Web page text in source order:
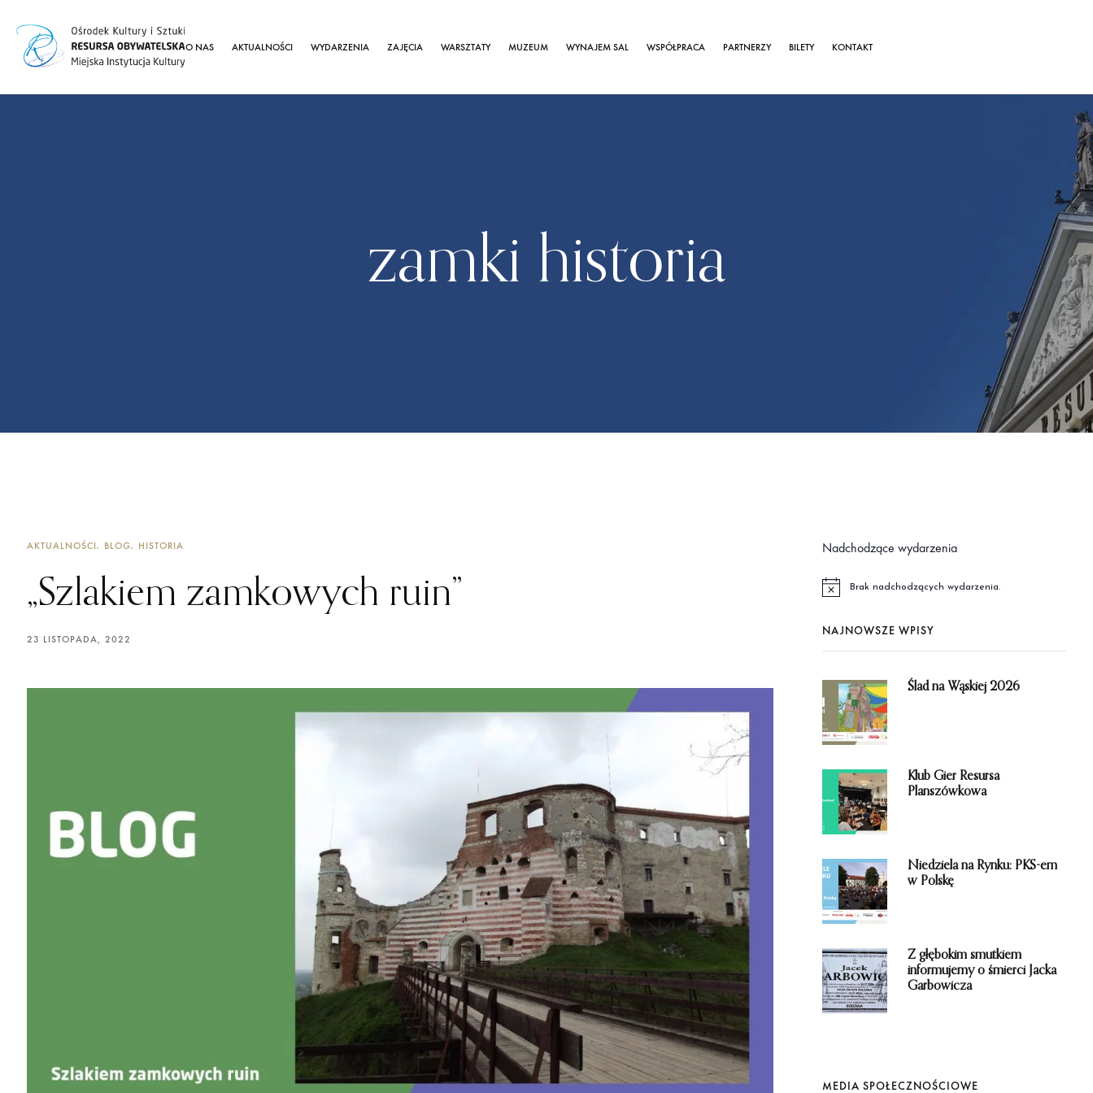
O NAS AKTUALNOŚCI WYDARZENIA ZAJĘCIA WARSZTATY MUZEUM WYNAJEM SAL WSPÓŁPRACA PARTNERZY BILETY KONTAKT
zamki historia
AKTUALNOŚCI BLOG HISTORIA
„Szlakiem zamkowych ruin”
23 LISTOPADA, 2022
Nadchodzące wydarzenia
i
e
n
i
Brak nadchodzących wydarzenia.
NAJNOWSZE WPISY
Ślad na Wąskiej 2026
Klub Gier Resursa
Planszówkowa
Niedziela na Rynku: PKS-em
w Polskę
Z głębokim smutkiem
informujemy o śmierci Jacka
Garbowicza
MEDIA SPOŁECZNOŚCIOWE